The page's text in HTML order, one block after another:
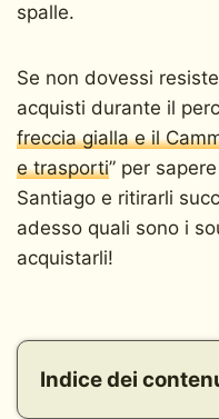
spalle.
Se non dovessi
acquisti durante il
freccia gialla e il
e trasporti” per
Santiago e ritirarli
adesso quali sono i
acquistarli!
Indice dei